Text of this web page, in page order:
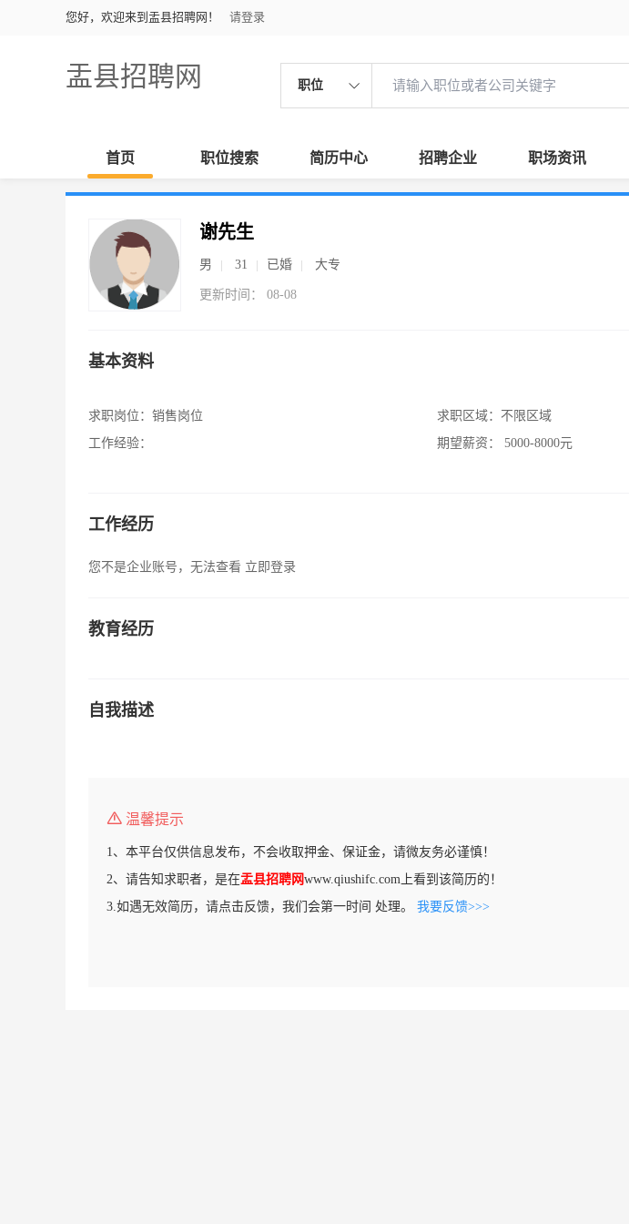
您好，欢迎来到盂县招聘网！ 请登录
盂县招聘网 职位
首页 职位搜索 简历中心 招聘企业 职场资讯
谢先生
男 31 已婚 大专
更新时间： 08-08
基本资料
求职岗位： 销售岗位
工作经验：
求职区域： 不限区域
期望薪资：
5000-8000元
工作经历
您不是企业账号，无法查看 立即登录
教育经历
自我描述
温馨提示
1、本平台仅供信息发布，不会收取押金、保证金，请微友务必谨慎！
2、请告知求职者，是在盂县招聘网www.qiushifc.com上看到该简历的！
3.如遇无效简历，请点击反馈，我们会第一时间 处理。 我要反馈>>>